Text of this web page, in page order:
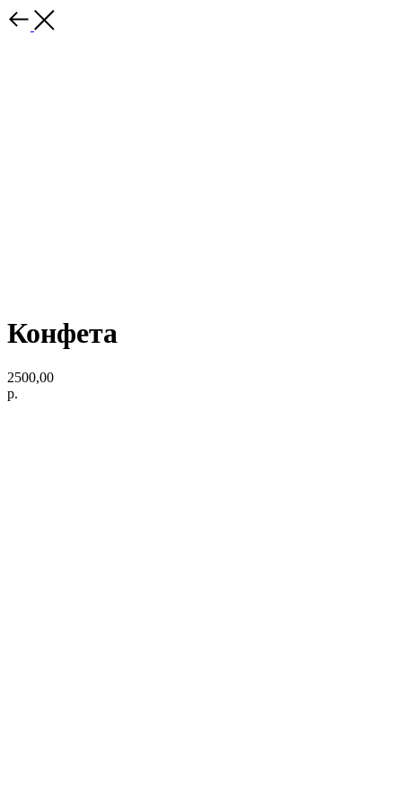
Конфета
2500,00
р.